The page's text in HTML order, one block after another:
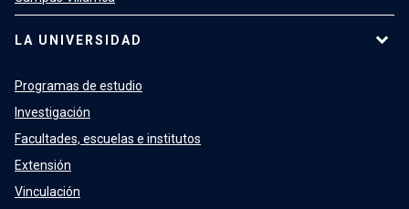
LA UNIVERSIDAD
Programas de estudio
Investigación
Facultades, escuelas e institutos
Extensión
Vinculación